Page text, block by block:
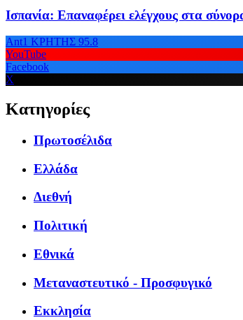
Ισπανία: Επαναφέρει ελέγχους στα
Ant1 ΚΡΗΤΗΣ 95.8
YouTube
Facebook
X
Κατηγορίες
Πρωτοσέλιδα
Ελλάδα
Διεθνή
Πολιτική
Εθνικά
Μεταναστευτικό - Προσφυγικό
Εκκλησία